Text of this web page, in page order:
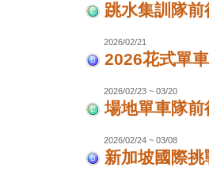
跳水集訓隊
2026/02/21
2026花式單
2026/02/23 ~ 03/20
場地單車隊
2026/02/24 ~ 03/08
新加坡國際